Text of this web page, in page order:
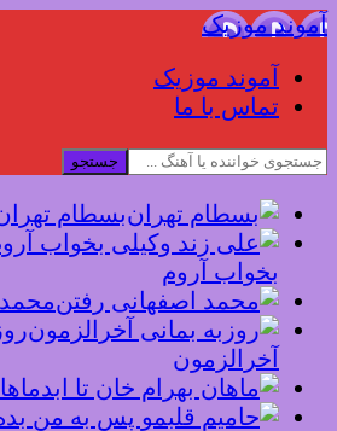
آموند موزیک
آموند موزیک
تماس با ما
جستجو
بسطام
بخواب آروم
آخرالزمون